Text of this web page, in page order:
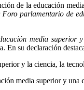
de la educación
Foro parlamentario de
media superior
En su declaración
y la ciencia, la
media superior y